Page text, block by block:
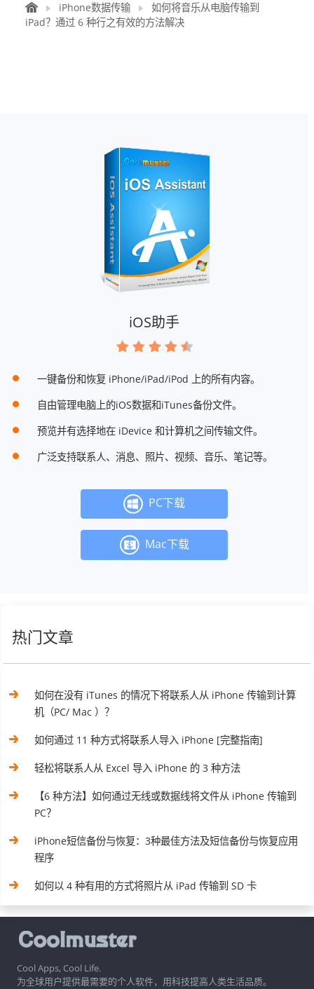
iPhone数据传输
如何将音乐从电脑传输到
iPad？通过 6 种行之有效的方法解决
iOS助手
一键备份和恢复 iPhone/iPad/iPod 上的所有内容。
自由管理电脑上的iOS数据和iTunes备份文件。
预览并有选择地在 iDevice 和计算机之间传输文件。
广泛支持联系人、消息、照片、视频、音乐、笔记等。
PC下载
Mac下载
热门文章
如何在没有 iTunes 的情况下将联系人从 iPhone 传输到计算
机（PC/ Mac ）？
如何通过 11 种方式将联系人导入 iPhone [完整指南]
轻松将联系人从 Excel 导入 iPhone 的 3 种方法
【6 种方法】如何通过无线或数据线将文件从 iPhone 传输到
PC？
iPhone短信备份与恢复：3种最佳方法及短信备份与恢复应用
程序
如何以 4 种有用的方式将照片从 iPad 传输到 SD 卡
Cool Apps, Cool Life.
为全球用户提供最需要的个人软件，用科技提高人类生活品质。